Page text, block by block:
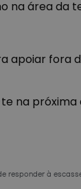
na área da
apoiar fora
na próxima
responder à